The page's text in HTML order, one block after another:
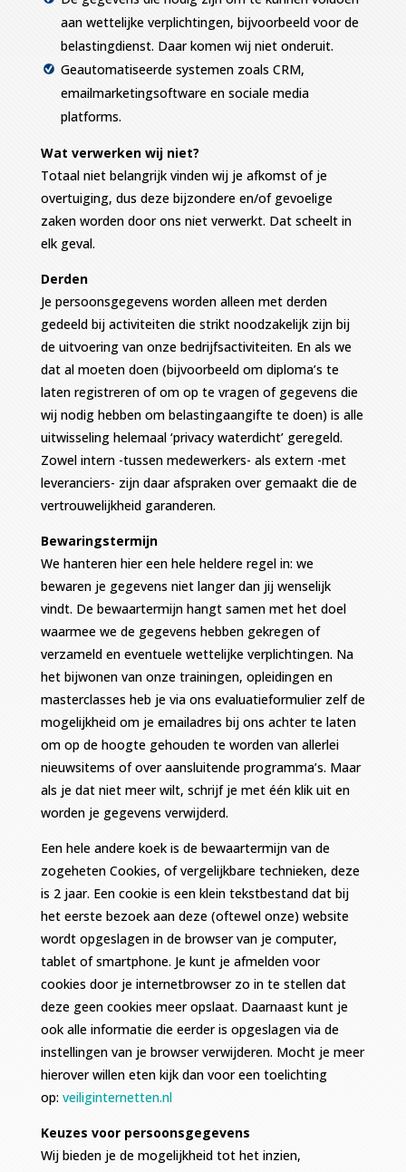
aan wettelijke verplichtingen, bijvoorbeeld voor de
belastingdienst. Daar komen wij niet onderuit.
Geautomatiseerde systemen zoals CRM,
emailmarketingsoftware en sociale media
platforms.
Wat verwerken wij niet?
Totaal niet belangrijk vinden wij je afkomst of je
overtuiging, dus deze bijzondere en/of gevoelige
zaken worden door ons niet verwerkt. Dat scheelt in
elk geval.
Derden
Je persoonsgegevens worden alleen met derden
gedeeld bij activiteiten die strikt noodzakelijk zijn bij
de uitvoering van onze bedrijfsactiviteiten. En als we
dat al moeten doen (bijvoorbeeld om diploma’s te
laten registreren of om op te vragen of gegevens die
wij nodig hebben om belastingaangifte te doen) is alle
uitwisseling helemaal ‘privacy waterdicht’ geregeld.
Zowel intern -tussen medewerkers- als extern -met
leveranciers- zijn daar afspraken over gemaakt die de
vertrouwelijkheid garanderen.
Bewaringstermijn
We hanteren hier een hele heldere regel in: we
bewaren je gegevens niet langer dan jij wenselijk
vindt. De bewaartermijn hangt samen met het doel
waarmee we de gegevens hebben gekregen of
verzameld en eventuele wettelijke verplichtingen. Na
het bijwonen van onze trainingen, opleidingen en
masterclasses heb je via ons evaluatieformulier zelf de
mogelijkheid om je emailadres bij ons achter te laten
om op de hoogte gehouden te worden van allerlei
nieuwsitems of over aansluitende programma’s. Maar
als je dat niet meer wilt, schrijf je met één klik uit en
worden je gegevens verwijderd.
Een hele andere koek is de bewaartermijn van de
zogeheten Cookies, of vergelijkbare technieken, deze
is 2 jaar. Een cookie is een klein tekstbestand dat bij
het eerste bezoek aan deze (oftewel onze) website
wordt opgeslagen in de browser van je computer,
tablet of smartphone. Je kunt je afmelden voor
cookies door je internetbrowser zo in te stellen dat
deze geen cookies meer opslaat. Daarnaast kunt je
ook alle informatie die eerder is opgeslagen via de
instellingen van je browser verwijderen. Mocht je meer
hierover willen eten kijk dan voor een toelichting
op: veiliginternetten.nl
Keuzes voor persoonsgegevens
Wij bieden je de mogelijkheid tot het inzien,